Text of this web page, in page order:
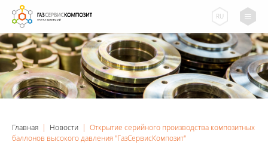
Главная | Новости | Открытие серийного производства композитных
баллонов высокого давления "ГазСервисКомпозит"
RU